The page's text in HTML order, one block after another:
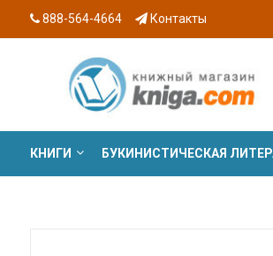
888-564-4664 Контакты
КНИГИ БУКИНИСТИЧЕСКАЯ